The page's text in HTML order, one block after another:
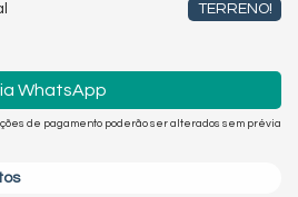
TERRENO!
WhatsApp
de pagamento poderão ser alterados sem prévia